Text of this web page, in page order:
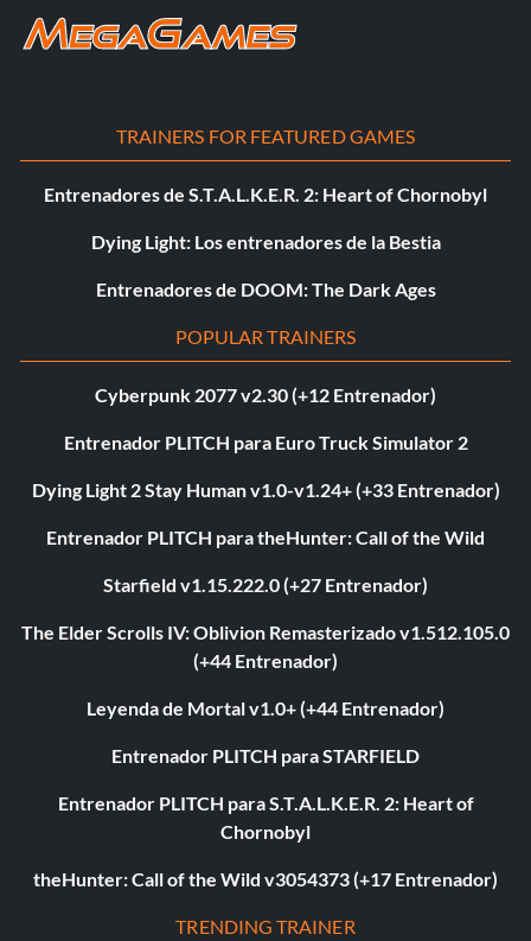
TRAINERS FOR FEATURED GAMES
Entrenadores de S.T.A.L.K.E.R. 2: Heart of Chornobyl
Dying Light: Los entrenadores de la Bestia
Entrenadores de DOOM: The Dark Ages
POPULAR TRAINERS
Cyberpunk 2077 v2.30 (+12 Entrenador)
Entrenador PLITCH para Euro Truck Simulator 2
Dying Light 2 Stay Human v1.0-v1.24+ (+33 Entrenador)
Entrenador PLITCH para theHunter: Call of the Wild
Starfield v1.15.222.0 (+27 Entrenador)
The Elder Scrolls IV: Oblivion Remasterizado v1.512.105.0
(+44 Entrenador)
Leyenda de Mortal v1.0+ (+44 Entrenador)
Entrenador PLITCH para STARFIELD
Entrenador PLITCH para S.T.A.L.K.E.R. 2: Heart of
Chornobyl
theHunter: Call of the Wild v3054373 (+17 Entrenador)
TRENDING TRAINER